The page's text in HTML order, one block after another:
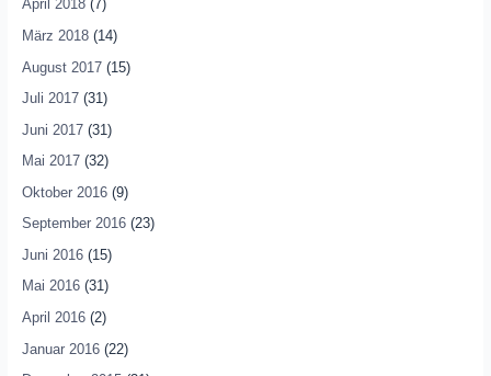
April 2018(7)
März 2018(14)
August 2017(15)
Juli 2017(31)
Juni 2017(31)
Mai 2017(32)
Oktober 2016(9)
September 2016(23)
Juni 2016(15)
Mai 2016(31)
April 2016(2)
Januar 2016(22)